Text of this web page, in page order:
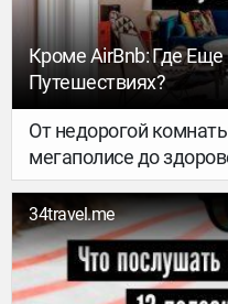
Кроме AirBnb: Где
Путешествиях?
От недорогой
мегаполисе до
собрали десяток
найти идеальный
ограничивайся
тобой целый
34travel.me